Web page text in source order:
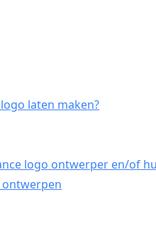
laten maken?
logo ontwerper en/of
ontwerpen